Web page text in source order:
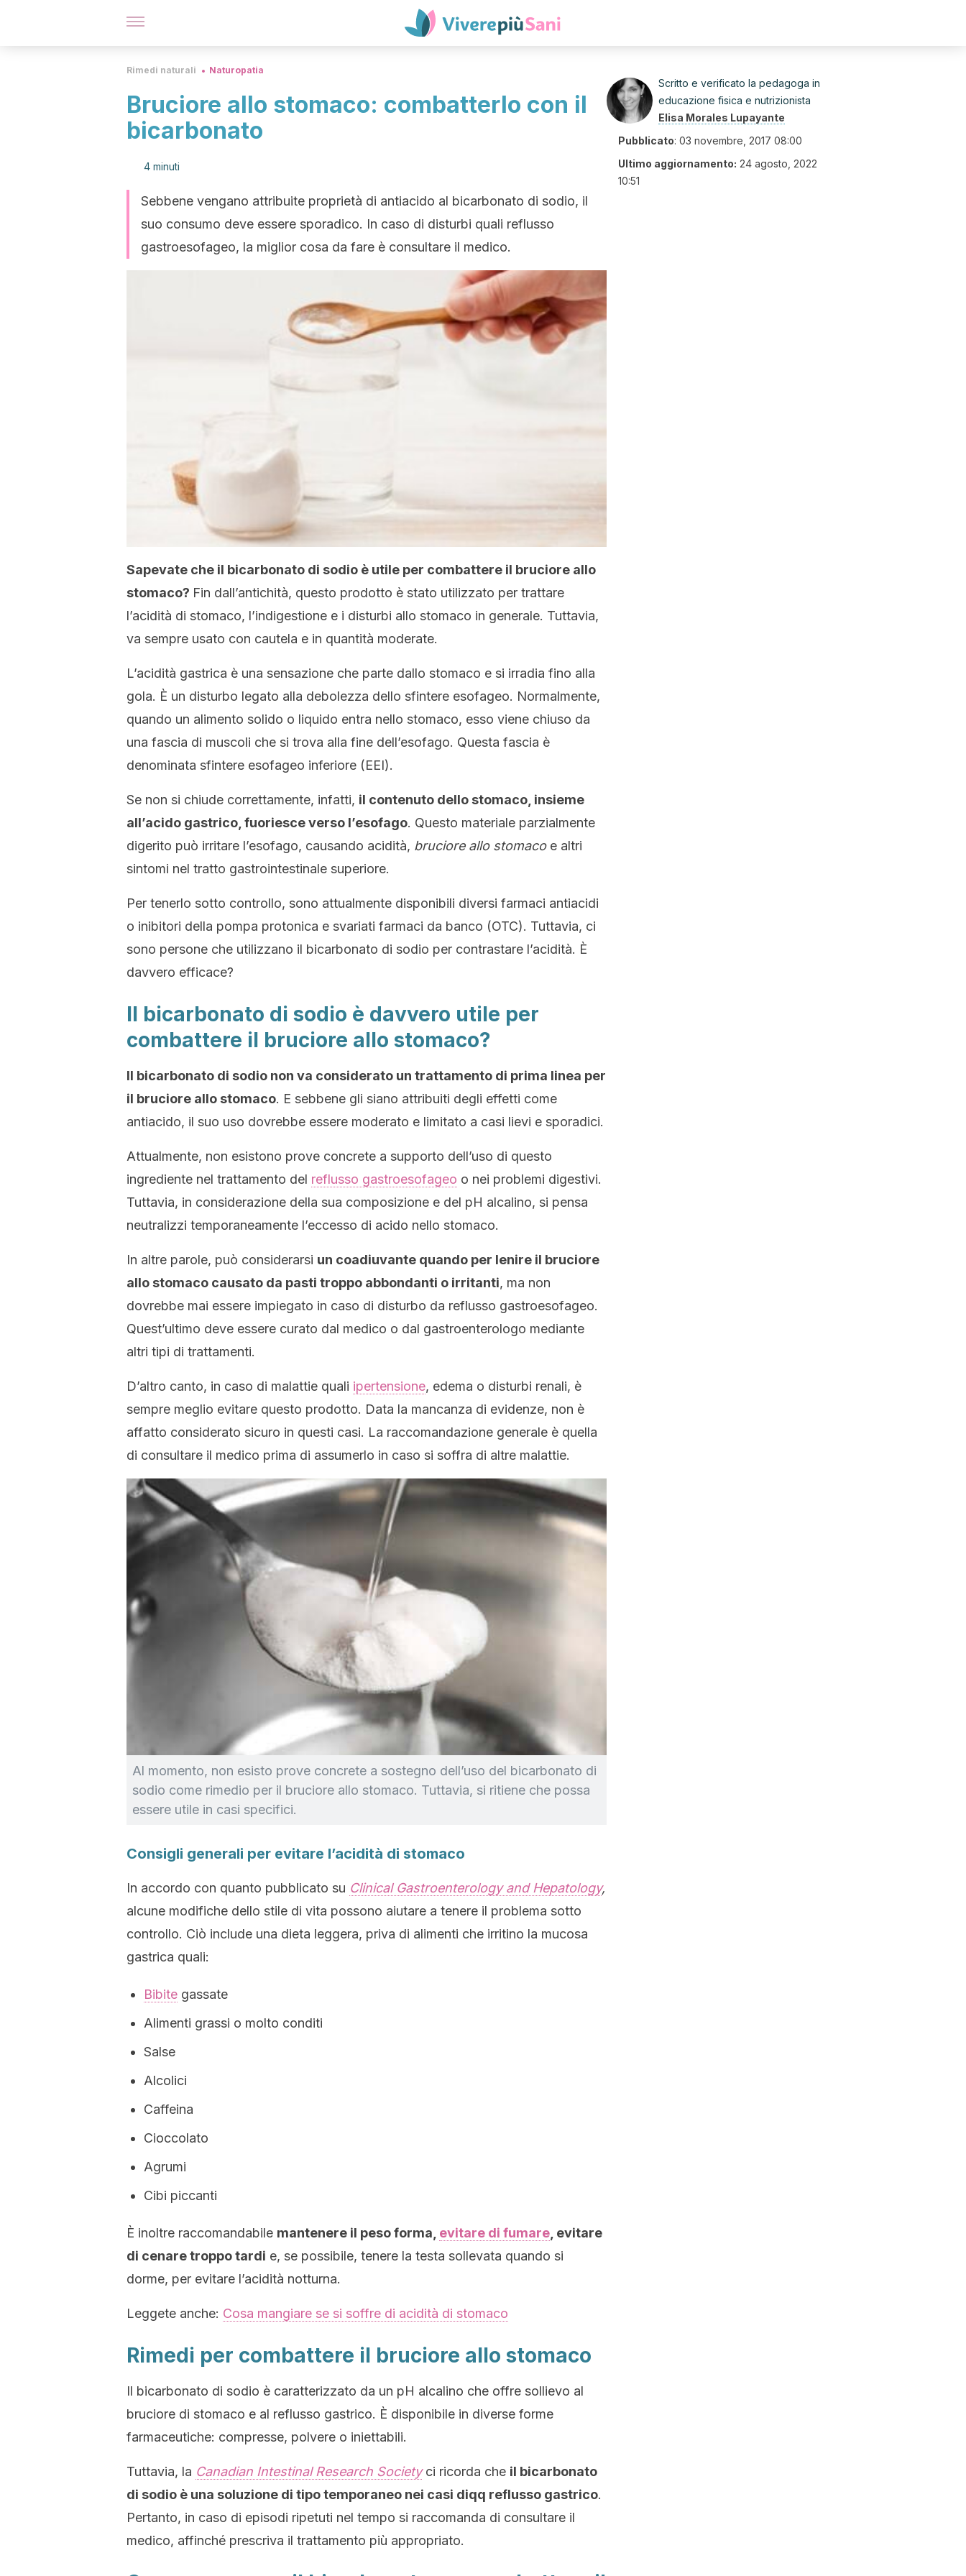
Rimedi naturali Naturopatia
Bruciore allo stomaco: combatterlo con il
bicarbonato
4 minuti
Sebbene vengano attribuite proprietà di antiacido al bicarbonato di sodio, il
suo consumo deve essere sporadico. In caso di disturbi quali reflusso
gastroesofageo, la miglior cosa da fare è consultare il medico.
Sapevate che il bicarbonato di sodio è utile per combattere il bruciore allo
stomaco? Fin dall’antichità, questo prodotto è stato utilizzato per trattare
l’acidità di stomaco, l’indigestione e i disturbi allo stomaco in generale. Tuttavia,
va sempre usato con cautela e in quantità moderate.
L’acidità gastrica è una sensazione che parte dallo stomaco e si irradia fino alla
gola. È un disturbo legato alla debolezza dello sfintere esofageo. Normalmente,
quando un alimento solido o liquido entra nello stomaco, esso viene chiuso da
una fascia di muscoli che si trova alla fine dell’esofago. Questa fascia è
denominata sfintere esofageo inferiore (EEI).
Se non si chiude correttamente, infatti, il contenuto dello stomaco, insieme
all’acido gastrico, fuoriesce verso l’esofago. Questo materiale parzialmente
digerito può irritare l’esofago, causando acidità, bruciore allo stomacoe altri
sintomi nel tratto gastrointestinale superiore.
Per tenerlo sotto controllo, sono attualmente disponibili diversi farmaci antiacidi
o inibitori della pompa protonica e svariati farmaci da banco (OTC). Tuttavia, ci
sono persone che utilizzano il bicarbonato di sodio per contrastare l’acidità. È
davvero efficace?
Il bicarbonato di sodio è davvero utile per
combattere il bruciore allo stomaco?
Il bicarbonato di sodio non va considerato un trattamento di prima linea per
il bruciore allo stomaco. E sebbene gli siano attribuiti degli effetti come
antiacido, il suo uso dovrebbe essere moderato e limitato a casi lievi e sporadici.
Attualmente, non esistono prove concrete a supporto dell’uso di questo
ingrediente nel trattamento del reflusso gastroesofageo o nei problemi digestivi.
Tuttavia, in considerazione della sua composizione e del pH alcalino, si pensa
neutralizzi temporaneamente l’eccesso di acido nello stomaco.
In altre parole, può considerarsi un coadiuvante quando per lenire il bruciore
allo stomaco causato da pasti troppo abbondanti o irritanti, ma non
dovrebbe mai essere impiegato in caso di disturbo da reflusso gastroesofageo.
Quest’ultimo deve essere curato dal medico o dal gastroenterologo mediante
altri tipi di trattamenti.
D’altro canto, in caso di malattie quali ipertensione, edema o disturbi renali, è
sempre meglio evitare questo prodotto. Data la mancanza di evidenze, non è
affatto considerato sicuro in questi casi. La raccomandazione generale è quella
di consultare il medico prima di assumerlo in caso si soffra di altre malattie.
Al momento, non esisto prove concrete a sostegno dell’uso del bicarbonato di
sodio come rimedio per il bruciore allo stomaco. Tuttavia, si ritiene che possa
essere utile in casi specifici.
Consigli generali per evitare l’acidità di stomaco
In accordo con quanto pubblicato su Clinical Gastroenterology and Hepatology,
alcune modifiche dello stile di vita possono aiutare a tenere il problema sotto
controllo. Ciò include una dieta leggera, priva di alimenti che irritino la mucosa
gastrica quali:
Bibite gassate
Alimenti grassi o molto conditi
Salse
Alcolici
Caffeina
Cioccolato
Agrumi
Cibi piccanti
È inoltre raccomandabile mantenere il peso forma, evitare di fumare , evitare
di cenare troppo tardi e, se possibile, tenere la testa sollevata quando si
dorme, per evitare l’acidità notturna.
Leggete anche: Cosa mangiare se si soffre di acidità di stomaco
Rimedi per combattere il bruciore allo stomaco
Il bicarbonato di sodio è caratterizzato da un pH alcalino che offre sollievo al
bruciore di stomaco e al reflusso gastrico. È disponibile in diverse forme
farmaceutiche: compresse, polvere o iniettabili.
Tuttavia, la Canadian Intestinal Research Societyci ricorda che il bicarbonato
di sodio è una soluzione di tipo temporaneo nei casi diqq reflusso gastrico.
Pertanto, in caso di episodi ripetuti nel tempo si raccomanda di consultare il
medico, affinché prescriva il trattamento più appropriato.
Scritto e verificato la pedagoga in
educazione fisica e nutrizionista
Elisa Morales Lupayante
Pubblicato: 03 novembre, 2017 08:00
Ultimo aggiornamento: 24 agosto, 2022
10:51